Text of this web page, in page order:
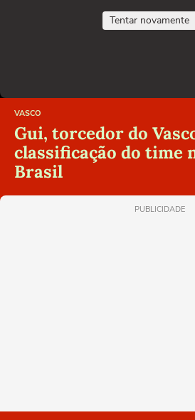
Tentar novamente
VASCO
Gui, torcedor do
classificação do time
Brasil
PUBLICIDADE